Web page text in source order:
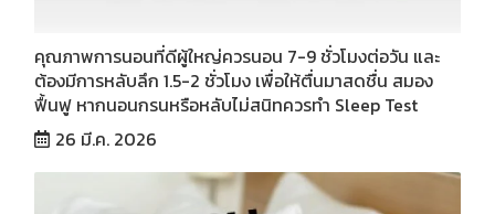
คุณภาพการนอนที่ดีผู้ใหญ่ควรนอน 7-9 ชั่วโมงต่อวัน และ
ต้องมีการหลับลึก 1.5-2 ชั่วโมง เพื่อให้ตื่นมาสดชื่น สมอง
ฟื้นฟู หากนอนกรนหรือหลับไม่สนิทควรทำ Sleep Test
26 มี.ค. 2026